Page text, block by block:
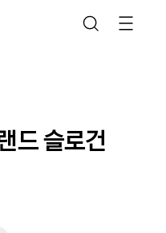
드 슬로건